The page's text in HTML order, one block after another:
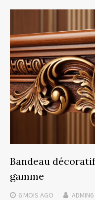
Bandeau
gamme
6 MOIS AGO ADMIN6